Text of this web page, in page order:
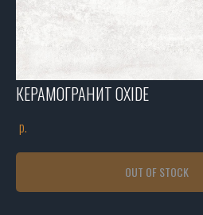
КЕРАМОГРАНИТ OXIDE
р.
OUT OF STOCK